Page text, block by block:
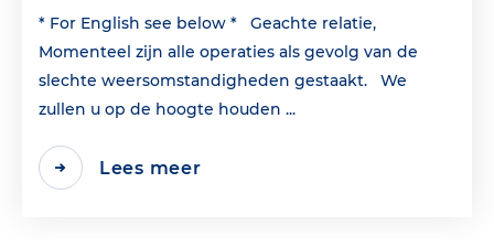
* For English see below * Geachte relatie,
Momenteel zijn alle operaties als gevolg van de
slechte weersomstandigheden gestaakt. We
zullen u op de hoogte houden ...
Lees meer